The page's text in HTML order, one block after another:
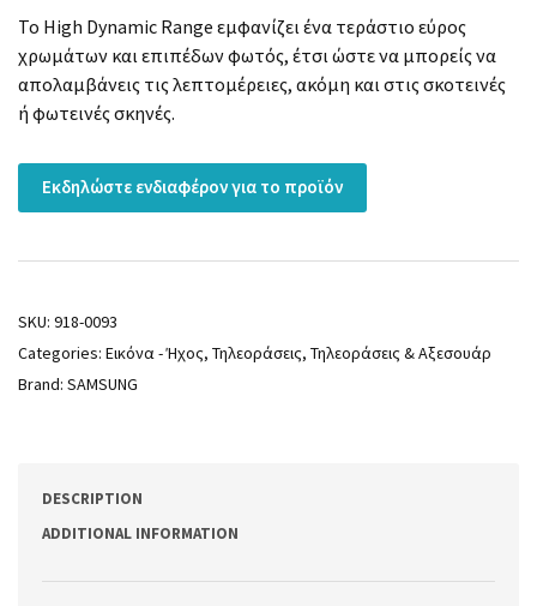
Το High Dynamic Range εμφανίζει ένα τεράστιο εύρος
χρωμάτων και επιπέδων φωτός, έτσι ώστε να μπορείς να
απολαμβάνεις τις λεπτομέρειες, ακόμη και στις σκοτεινές
ή φωτεινές σκηνές.
Εκδηλώστε ενδιαφέρον για το προϊόν
SKU: 918-0093
Categories: Εικόνα - Ήχος, Τηλεοράσεις, Τηλεοράσεις & Αξεσουάρ
Brand: SAMSUNG
DESCRIPTION
ADDITIONAL INFORMATION